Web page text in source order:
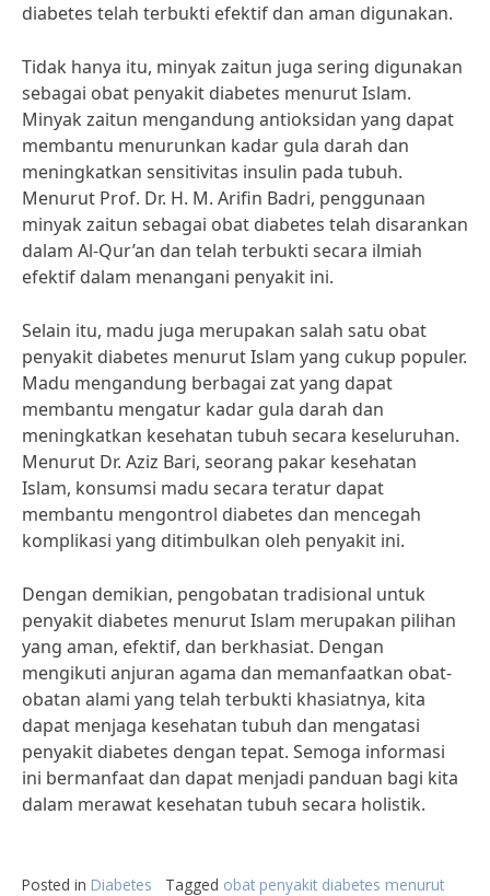
diabetes telah terbukti efektif dan aman digunakan.
Tidak hanya itu, minyak zaitun juga sering digunakan
sebagai obat penyakit diabetes menurut Islam.
Minyak zaitun mengandung antioksidan yang dapat
membantu menurunkan kadar gula darah dan
meningkatkan sensitivitas insulin pada tubuh.
Menurut Prof. Dr. H. M. Arifin Badri, penggunaan
minyak zaitun sebagai obat diabetes telah disarankan
dalam Al-Qur’an dan telah terbukti secara ilmiah
efektif dalam menangani penyakit ini.
Selain itu, madu juga merupakan salah satu obat
penyakit diabetes menurut Islam yang cukup populer.
Madu mengandung berbagai zat yang dapat
membantu mengatur kadar gula darah dan
meningkatkan kesehatan tubuh secara keseluruhan.
Menurut Dr. Aziz Bari, seorang pakar kesehatan
Islam, konsumsi madu secara teratur dapat
membantu mengontrol diabetes dan mencegah
komplikasi yang ditimbulkan oleh penyakit ini.
Dengan demikian, pengobatan tradisional untuk
penyakit diabetes menurut Islam merupakan pilihan
yang aman, efektif, dan berkhasiat. Dengan
mengikuti anjuran agama dan memanfaatkan obat-
obatan alami yang telah terbukti khasiatnya, kita
dapat menjaga kesehatan tubuh dan mengatasi
penyakit diabetes dengan tepat. Semoga informasi
ini bermanfaat dan dapat menjadi panduan bagi kita
dalam merawat kesehatan tubuh secara holistik.
Posted in Diabetes Tagged obat penyakit diabetes menurut